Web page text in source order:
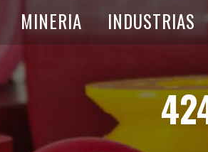
MINERIA INDUSTRIAS